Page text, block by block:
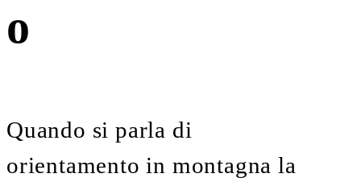
o
Quando si parla di
orientamento in montagna la